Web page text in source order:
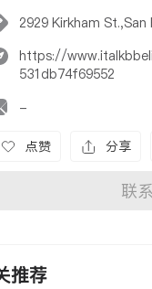
2929 Kirkham
https://
531db74f69552
-
点赞 分享
联
推荐